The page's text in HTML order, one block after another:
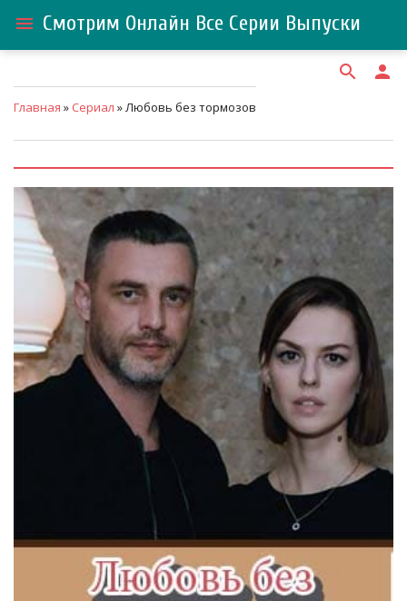
menu Смотрим Онлайн Все Серии Выпуски
search person
Главная » Сериал » Любовь без тормозов